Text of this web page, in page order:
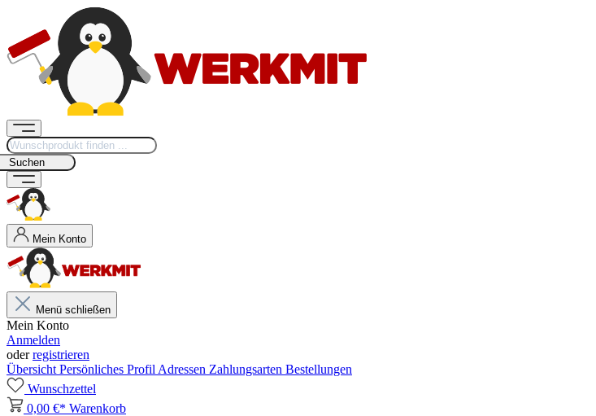
Suchen
Mein Konto
Menü schließen
Mein Konto
Anmelden
oderregistrieren
Übersicht Persönliches Profil Adressen Zahlungsarten Bestellungen
Wunschzettel
0,00 €* Warenkorb